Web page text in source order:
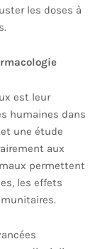
les doses à
est leur
humaines dans
une étude
aux
permettent
les effets